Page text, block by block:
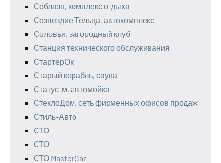
Соблазн, комплекс отдыха
Созвездие Тельца, автокомплекс
Соловьи, загородный клуб
Станция технического обслуживания
СтартерОк
Старый корабль, сауна
Статус-м, автомойка
СтеклоДом, сеть фирменных офисов продаж
Стиль-Авто
СТО
СТО
СТО MasterCar